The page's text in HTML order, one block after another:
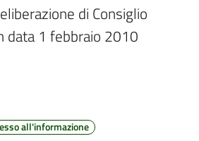
di Consiglio
data 1 febbraio 2010
all'informazione